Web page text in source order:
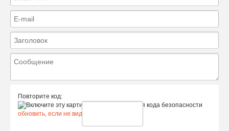
Повторите код:
обновить, если не виден код